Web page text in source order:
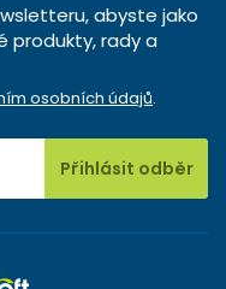
abyste jako
produkty, rady a
osobních údajů.
Přihlásit odběr